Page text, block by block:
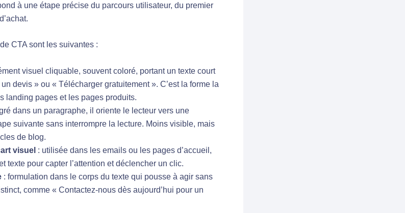
à une étape précise du parcours utilisateur, du premier
CTA sont les suivantes :
visuel cliquable, souvent coloré, portant un texte court
devis » ou « Télécharger gratuitement ». C’est la forme la
landing pages et les pages produits.
dans un paragraphe, il oriente le lecteur vers une
suivante sans interrompre la lecture. Moins visible, mais
de blog.
visuel : utilisée dans les emails ou les pages d’accueil,
texte pour capter l’attention et déclencher un clic.
: formulation dans le corps du texte qui pousse à agir sans
comme « Contactez-nous dès aujourd’hui pour un